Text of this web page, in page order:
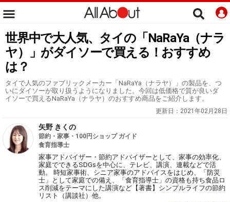
世界中で大人気、タイの「NaRaYa（ナラ
ヤ）」がダイソーで買える！おすすめ
は？
タイで人気のファブリックメーカー「NaRaYa（ナラヤ）」の製品を、つ
いにダイソーが取り扱うようになりました。今回は低価格で質が良いダ
イソーで買えるNaRaYa（ナラヤ）のおすすめ商品をご紹介します。
更新日： 2021年02月28日
矢野 きくの
節約・家事・100円ショップ ガイド
食育指導士
家事アドバイザー・節約アドバイザーとして、家事の効率化、
家庭でできるSDGsを中心に、テレビ、講演、連載などで活
動。 時短家事術、シニア家事のアドバイスをはじめ、「防災
士」として家庭での備え、「食育指導士」の資格も持ち食品ロ
ス削減をテーマにした講演など【著書】シンプルライフの節約
リスト（講談社）他。